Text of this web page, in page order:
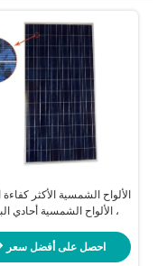
الألواح الشمسية الأكثر كفاءة
، الألواح الشمسية أحادي
احصل على أفضل سعر